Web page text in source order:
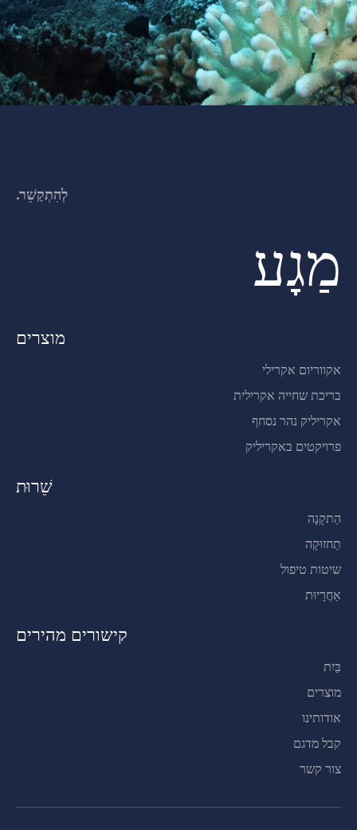
לְהִתְקַשֵׁר.
מַגָע
מוצרים
אקווריום אקרילי
בריכת שחייה אקרילית
אקריליק נהר נסחף
פרויקטים באקריליק
שֵׁרוּת
הַתקָנָה
תַחזוּקָה
שיטות טיפול
אַחֲרָיוּת
קישורים מהירים
בַּיִת
מוצרים
אודותינו
קבל מדגם
צור קשר